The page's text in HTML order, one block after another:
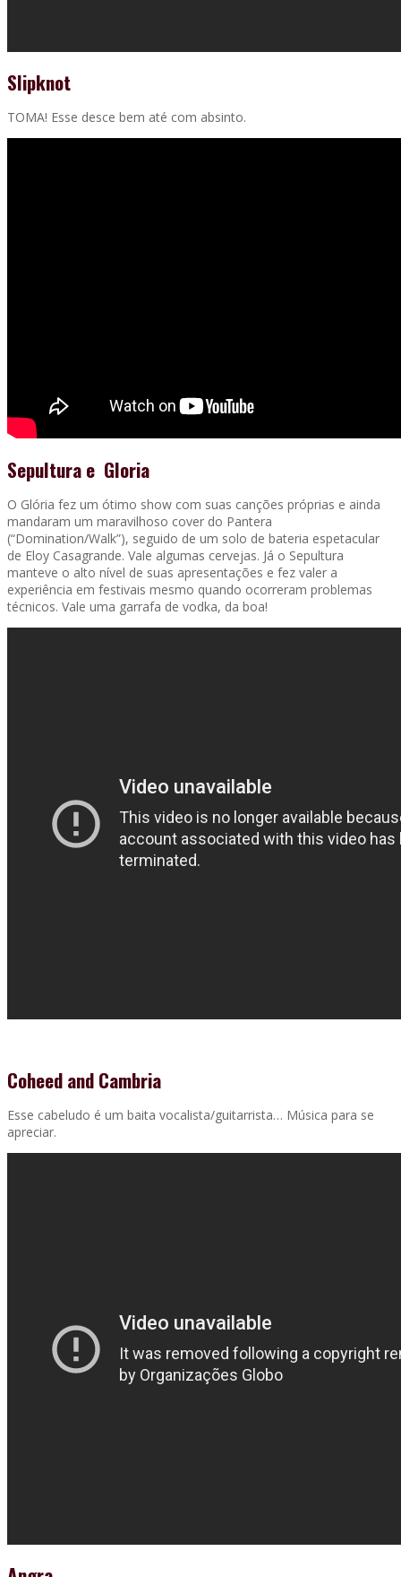
Slipknot
TOMA! Esse desce bem até com absinto.
Sepultura e Gloria
O Glória fez um ótimo show com suas canções próprias e ainda
mandaram um maravilhoso cover do Pantera
(“Domination/Walk”), seguido de um solo de bateria espetacular
de Eloy Casagrande. Vale algumas cervejas. Já o Sepultura
manteve o alto nível de suas apresentações e fez valer a
experiência em festivais mesmo quando ocorreram problemas
técnicos. Vale uma garrafa de vodka, da boa!
Coheed and Cambria
Esse cabeludo é um baita vocalista/guitarrista… Música para se
apreciar.